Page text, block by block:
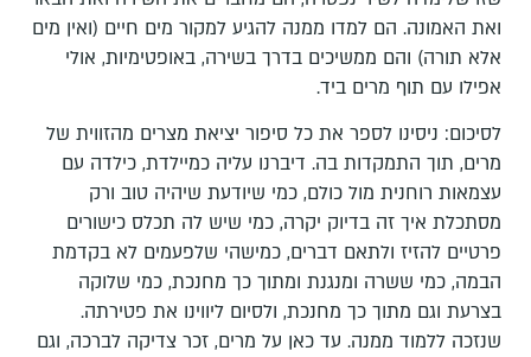
ואת האמונה. הם למדו ממנה להגיע למקור מים חיים (ואין מים
אלא תורה) והם ממשיכים בדרך בשירה, באופטימיות, אולי
אפילו עם תוף מרים ביד.
לסיכום: ניסינו לספר את כל סיפור יציאת מצרים מהזווית של
מרים, תוך התמקדות בה. דיברנו עליה כמיילדת, כילדה עם
עצמאות רוחנית מול כולם, כמי שיודעת שיהיה טוב ורק
מסתכלת איך זה בדיוק יקרה, כמי שיש לה תכלס כישורים
פרטיים להזיז ולתאם דברים, כמישהי שלפעמים לא בקדמת
הבמה, כמי ששרה ומנגנת ומתוך כך מחנכת, כמי שלוקה
בצרעת וגם מתוך כך מחנכת, ולסיום ליווינו את פטירתה.
שנזכה ללמוד ממנה. עד כאן על מרים, זכר צדיקה לברכה, וגם